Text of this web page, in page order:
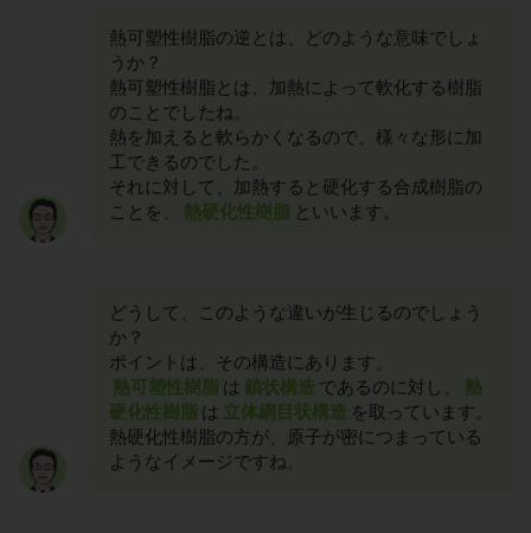
熱可塑性樹脂の逆とは、どのような意味でしょ
うか？
熱可塑性樹脂とは、加熱によって軟化する樹脂
のことでしたね。
熱を加えると軟らかくなるので、様々な形に加
工できるのでした。
それに対して、加熱すると硬化する合成樹脂の
ことを、
熱硬化性樹脂 といいます。
どうして、このような違いが生じるのでしょう
か？
ポイントは、その構造にあります。
熱可塑性樹脂 は 鎖状構造 であるのに対し、
熱
硬化性樹脂 は 立体網目状構造 を取っています。
熱硬化性樹脂の方が、原子が密につまっている
ようなイメージですね。